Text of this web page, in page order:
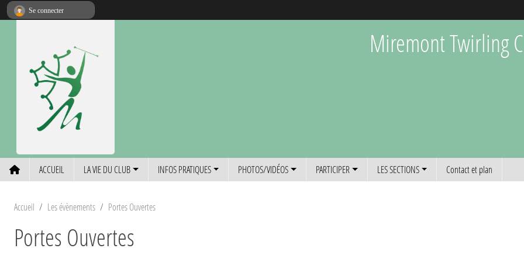
Miremont Twirling
ACCUEIL LA VIE DU CLUB INFOS PRATIQUES PHOTOS/VIDÉOS PARTICIPER LES SECTIONS Contact et plan
Accueil Les évènements Portes Ouvertes
Portes Ouvertes
Se connecter
Panneau de gestion des cookies